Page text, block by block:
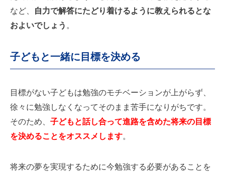
など、 自力で解答にたどり着けるように教えられるとな
およいでしょう 。
子どもと一緒に目標を決める
目標がない子どもは勉強のモチベーションが上がらず、
徐々に勉強しなくなってそのまま苦手になりがちです。
そのため、 子どもと話し合って進路を含めた将来の目標
を決めることをオススメします。
将来の夢を実現するために今勉強する必要があることを